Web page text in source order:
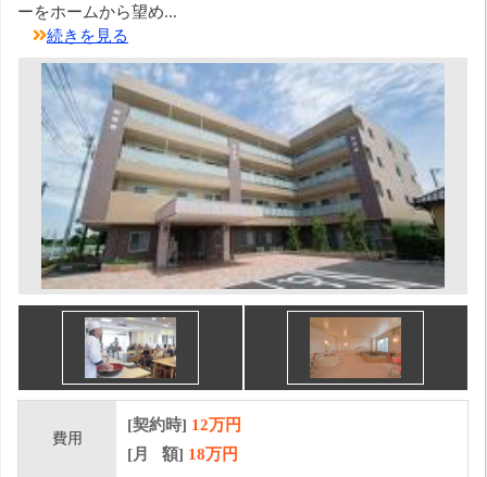
ーをホームから望め...
続きを見る
費用
[契約時] 12万円
[月 額] 18万円